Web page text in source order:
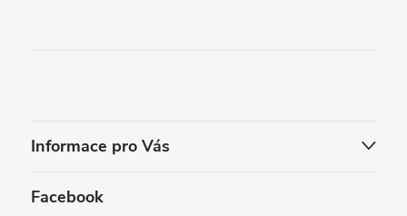
Informace pro Vás
Facebook